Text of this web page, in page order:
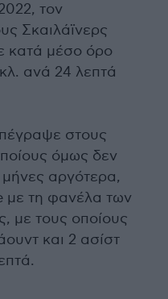
τον
Σκαιλάϊνερς
κατά μέσο όρο
ανά 24 λεπτά
στους
όμως δεν
αργότερα,
με τη φανέλα των
με τους οποίους
και 2 ασίστ